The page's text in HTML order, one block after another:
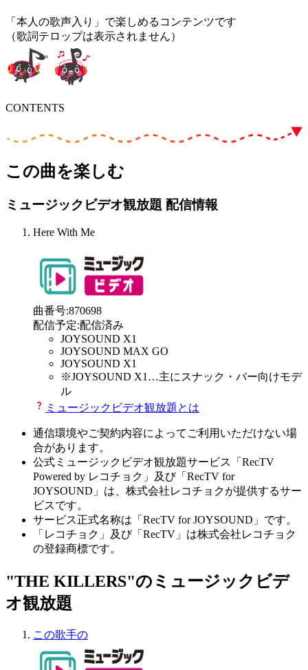
「本人の歌声入り」で楽しめるコンテンツです
（歌詞テロップは表示されません）
CONTENTS
この曲を楽しむ
ミュージックビデオ観放題 配信情報
Here With Me
曲番号:870698
配信予定:配信済み
JOYSOUND X1
JOYSOUND MAX GO
JOYSOUND X1
※JOYSOUND X1 …主にスナック・バー向けモデ
ル
ミュージックビデオ観放題とは
通信環境やご契約内容によってご利用いただけない場
合があります。
公式ミュージックビデオ観放題サービス「RecTV
Powered by レコチョク」及び「RecTV for
JOYSOUND」は、株式会社レコチョクが提供するサー
ビスです。
サービス正式名称は「RecTV for JOYSOUND」です。
「レコチョク」及び「RecTV」は株式会社レコチョク
の登録商標です。
"THE KILLERS"のミュージックビデ
オ観放題
この歌手の